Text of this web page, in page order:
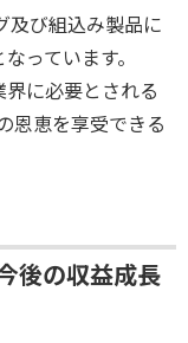
及び組込み製品に
っています。
に必要とされる
恩恵を享受できる
後の収益成長